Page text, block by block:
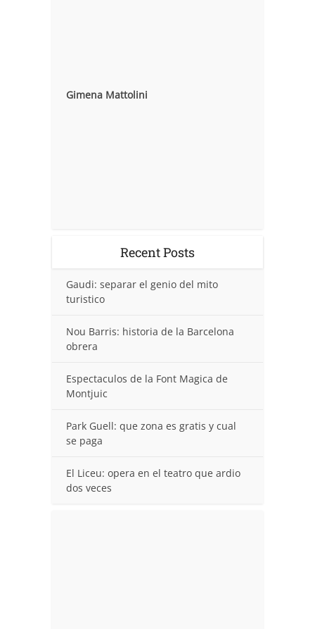
Gimena Mattolini
Recent Posts
Gaudi: separar el genio del mito
turistico
Nou Barris: historia de la Barcelona
obrera
Espectaculos de la Font Magica de
Montjuic
Park Guell: que zona es gratis y cual
se paga
El Liceu: opera en el teatro que ardio
dos veces